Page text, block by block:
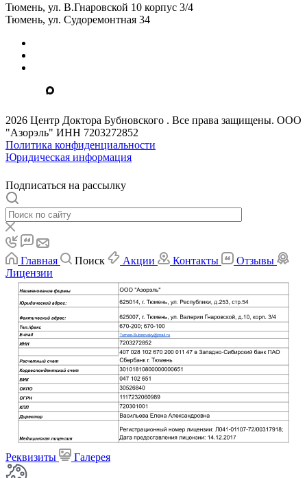
Тюмень, ул. В.Гнаровской 10 корпус 3/4
Тюмень, ул. Судоремонтная 34
2026 Центр Доктора Бубновского . Все права защищены. ООО
"Азорэль" ИНН 7203272852
Политика конфиденциальности
Юридическая информация
Подписаться на рассылку
Главная Поиск Акции Контакты
Отзывы
Лицензии
Реквизиты Галерея